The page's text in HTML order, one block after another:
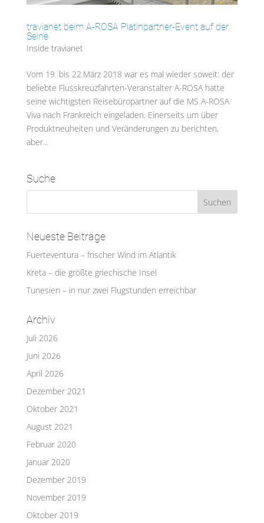
travianet beim A-ROSA Platinpartner-Event auf der
Seine
Inside travianet
Vom 19. bis 22.März 2018 war es mal wieder soweit: der
beliebte Flusskreuzfahrten-Veranstalter A-ROSA hatte
seine wichtigsten Reisebüropartner auf die MS A-ROSA
Viva nach Frankreich eingeladen. Einerseits um über
Produktneuheiten und Veränderungen zu berichten,
aber...
Suche
Neueste Beiträge
Fuerteventura – frischer Wind im Atlantik
Kreta – die größte griechische Insel
Tunesien – in nur zwei Flugstunden erreichbar
Archiv
Juli 2026
Juni 2026
April 2026
Dezember 2021
Oktober 2021
August 2021
Februar 2020
Januar 2020
Dezember 2019
November 2019
Oktober 2019